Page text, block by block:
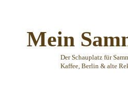
Mein
Der Schauplatz für
Kaffee, Berlin & alte